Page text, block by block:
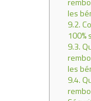
les
9.2.
9.3.
les
9.4.